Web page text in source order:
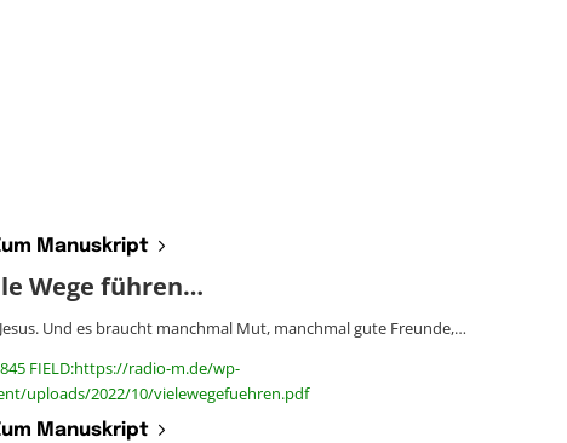
Manuskript
Wege führen…
Und es braucht manchmal Mut, manchmal gute Freunde,…
FIELD:https://radio-m.de/wp-
uploads/2022/10/vielewegefuehren.pdf
Manuskript